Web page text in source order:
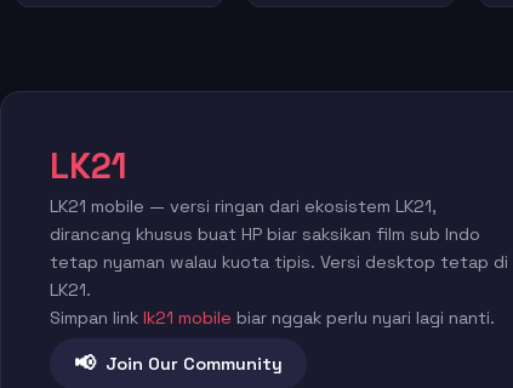
LK21
LK21 mobile — versi ringan dari ekosistem LK21,
dirancang khusus buat HP biar saksikan film sub Indo
tetap nyaman walau kuota tipis. Versi desktop tetap di
LK21.
Simpan link lk21 mobile biar nggak perlu nyari lagi nanti.
📢 Join Our Community